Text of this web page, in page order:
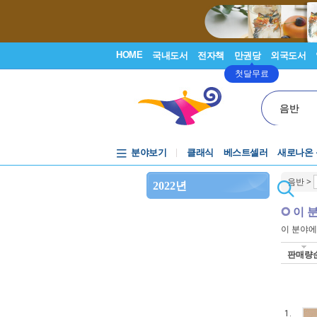
HOME 국내도서 전자책 만권당
첫달무료
외국도서
음반
분야보기 클래식 베스트셀러 새로나온
2022년 음반>
이
이 분야
판매량
1.